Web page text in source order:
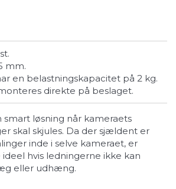
mm.
en belastningskapacitet på 2 kg.
direkte på beslaget.
smart løsning når kameraets
skal skjules. Da der sjældent er
inde i selve kameraet, er
hvis ledningerne ikke kan
eller udhæng.